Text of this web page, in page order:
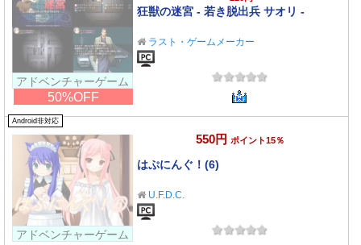
アドベンチャーゲーム
50%OFF
狂獣の迷宮 - 若き脱出兵 サオリ -
ラスト・ゲームメーカー
Android非対応
アドベンチャーゲーム
550円 ポイント15％
はぷにんぐ！(6)
U.F.D.C.